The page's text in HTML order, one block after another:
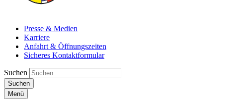
Presse & Medien
Karriere
Anfahrt & Öffnungszeiten
Sicheres Kontaktformular
Suchen
Suchen
Menü